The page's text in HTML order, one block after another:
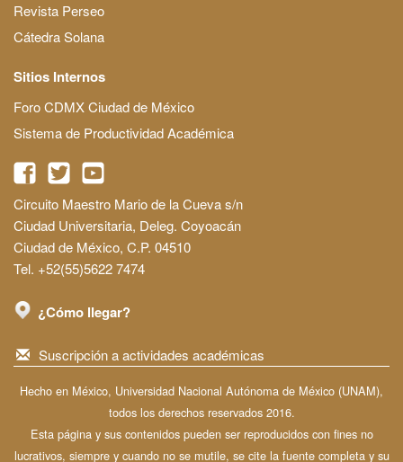
Revista Perseo
Cátedra Solana
Sitios Internos
Foro CDMX Ciudad de México
Sistema de Productividad Académica
Circuito Maestro Mario de la Cueva s/n
Ciudad Universitaria, Deleg. Coyoacán
Ciudad de México, C.P. 04510
Tel. +52(55)5622 7474
¿Cómo llegar?
Suscripción a actividades académicas
Hecho en México, Universidad Nacional Autónoma de México (UNAM),
todos los derechos reservados 2016.
Esta página y sus contenidos pueden ser reproducidos con fines no
lucrativos, siempre y cuando no se mutile, se cite la fuente completa y su